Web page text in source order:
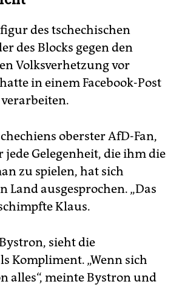
des tschechischen
des Blocks gegen den
Volksverhetzung vor
in einem Facebook-Post
oberster AfD-Fan,
Gelegenheit, die ihm die
zu spielen, hat sich
Land ausgesprochen. „Das
Klaus.
sieht die
Kompliment. „Wenn sich
alles“, meinte Bystron und